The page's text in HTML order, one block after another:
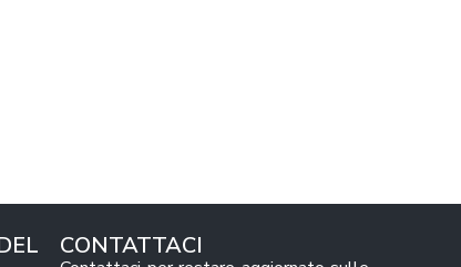
CONTATTACI